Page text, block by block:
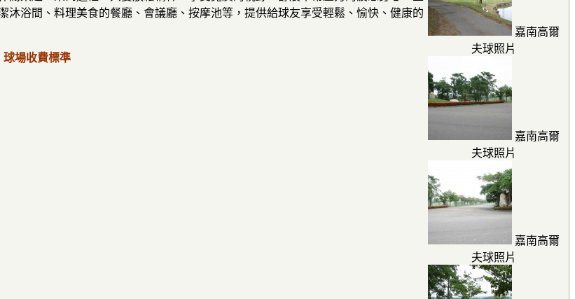
嘉南高爾
夫球照片
嘉南高爾
夫球照片
嘉南高爾
夫球照片
浴間、料理美食的餐廳、會議廳、按摩池等，提供給球友享受輕鬆、愉快、健康的
球場收費標準